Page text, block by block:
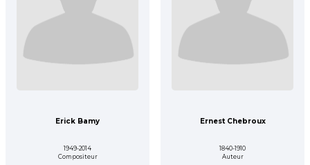
Erick Bamy
1949-2014
Compositeur
Ernest Chebroux
1840-1910
Auteur